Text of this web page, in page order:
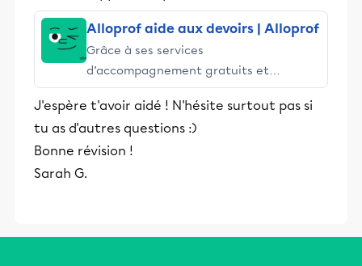
Alloprof aide aux devoirs | Alloprof
Grâce à ses services
d’accompagnement gratuits et
stimulants, Alloprof engage les élèves
et leurs parents dans la réussite
éducative.
J'espère t'avoir aidé ! N'hésite surtout pas si
tu as d'autres questions :)
Bonne révision !
Sarah G.